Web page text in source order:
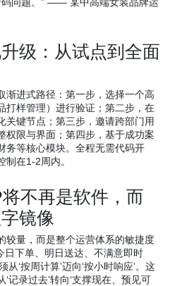
问题。” —— 某中高端女装品牌运
级：从试点到全面
渐进式路径：第一步，选择一个高
打样管理）进行验证；第二步，在
关键节点；第三步，邀请跨部门用
权限与界面；第四步，基于成功案
务等核心模块。全程无需代码开
制在1-2周内。
不再是软件，而
镜像
较量，而是整个运营体系的敏捷度
日下单、明日送达、不满意即时
‘按周计算’迈向‘按小时响应’。这
记录过去’转向‘支撑现在、预见可